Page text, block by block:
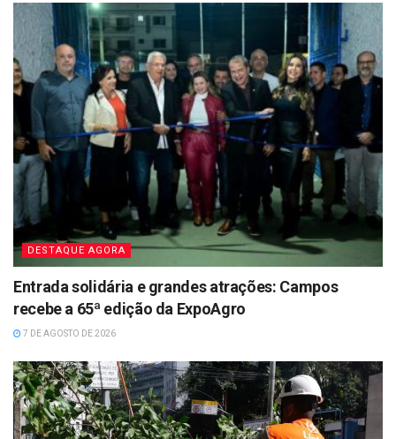
DESTAQUE AGORA
Entrada solidária e grandes atrações: Campos
recebe a 65ª edição da ExpoAgro
7 DE AGOSTO DE 2026